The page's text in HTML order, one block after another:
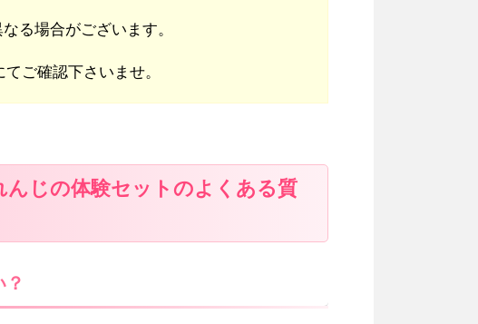
る場合がございます。
ご確認下さいませ。
んじの体験セットのよくある質